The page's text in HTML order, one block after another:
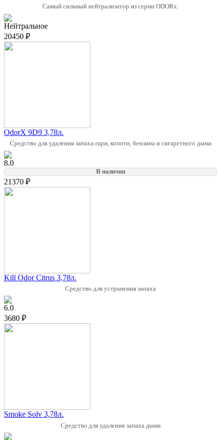
Самый сильный нейтрализатор из серии ODORx.
Нейтральное
20450 ₽
OdorX 9D9 3,78л.
Средство для удаления запаха гари, копоти, бензина и сигаретного дыма
8.0
В наличии
21370 ₽
Kill Odor Citrus 3,78л.
Средство для устранения запаха
6.0
3680 ₽
Smoke Solv 3,78л.
Средство для удаления запаха дыма